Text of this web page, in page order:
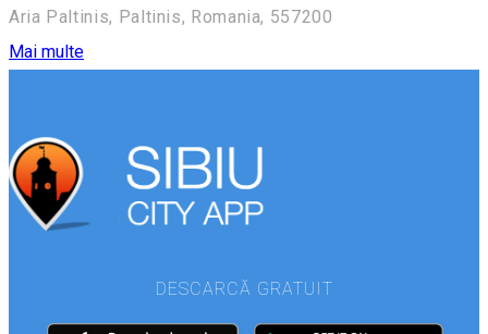
Aria Paltinis, Paltinis, Romania, 557200
Mai multe
DESCARCĂ GRATUIT